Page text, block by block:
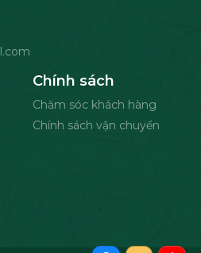
Chính sách
Chăm sóc khách hàng
Chính sách vận chuyển